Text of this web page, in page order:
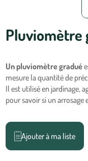
Pluviomètre
Un pluviomètre gradué
mesure la quantité de
Il est utilisé en jardinage,
pour savoir si un arrosage
Ajouter à ma liste